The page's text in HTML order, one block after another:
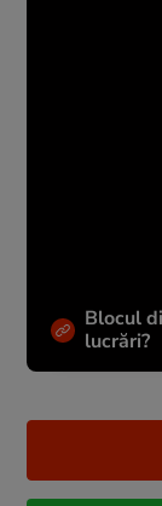
Blocul
lucrări?